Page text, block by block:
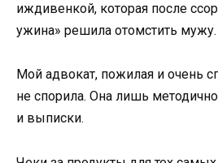
иждивенкой, которая после
ужина» решила отомстить мужу.
Мой адвокат, пожилая и очень
не спорила. Она лишь
и выписки.